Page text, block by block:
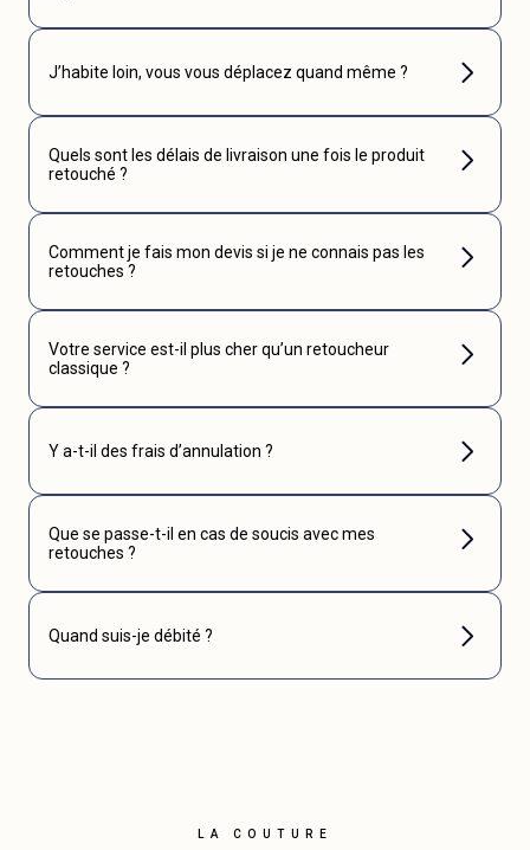
J’habite loin, vous vous déplacez quand même ?
Quels sont les délais de livraison une fois le produit
retouché ?
Comment je fais mon devis si je ne connais pas les
retouches ?
Votre service est-il plus cher qu’un retoucheur
classique ?
Y a-t-il des frais d’annulation ?
Que se passe-t-il en cas de soucis avec mes
retouches ?
Quand suis-je débité ?
LA COUTURE